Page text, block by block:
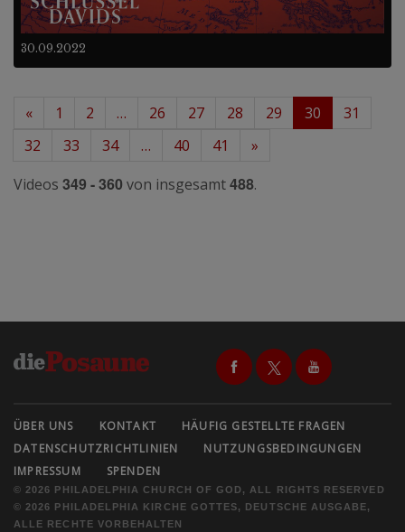
30.09.2022
« 1 2 … 26 27 28 29 30
31
32
33 34 … 40 41
»
Videos 349 - 360 von insgesamt488.
ÜBER UNS KONTAKT
HÄUFIG GESTELLTE FRAGEN
DATENSCHUTZRICHTLINIEN
NUTZUNGSBEDINGUNGEN
IMPRESSUM
SPENDEN
© 2026 PHILADELPHIA CHURCH OF GOD, ALL RIGHTS RESERVED
© 2026 PHILADELPHIA KIRCHE GOTTES, DEUTSCHE AUSGABE,
ALLE RECHTE VORBEHALTEN